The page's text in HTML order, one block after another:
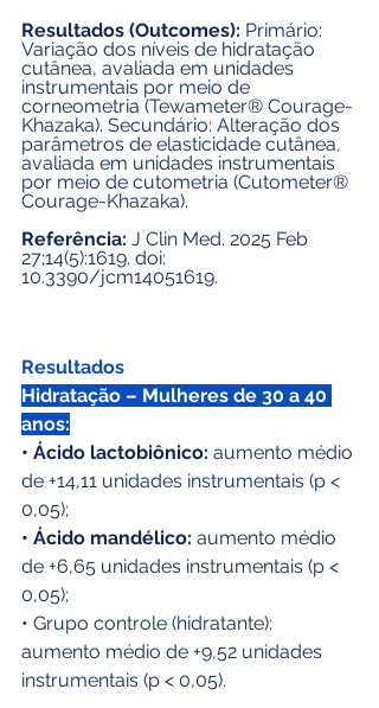
Resultados (Outcomes): Primário:
Variação dos níveis de hidratação
cutânea, avaliada em unidades
instrumentais por meio de
corneometria (Tewameter® Courage-
Khazaka). Secundário: Alteração dos
parâmetros de elasticidade cutânea,
avaliada em unidades instrumentais
por meio de cutometria (Cutometer®
Courage-Khazaka).
Referência: J Clin Med. 2025 Feb
27;14(5):1619. doi:
10.3390/jcm14051619.
Resultados
Hidratação – Mulheres de 30 a 40
anos:
• Ácido lactobiônico: aumento médio
de +14,11 unidades instrumentais (p <
0,05);
• Ácido mandélico: aumento médio
de +6,65 unidades instrumentais (p <
0,05);
• Grupo controle (hidratante):
aumento médio de +9,52 unidades
instrumentais (p < 0,05).